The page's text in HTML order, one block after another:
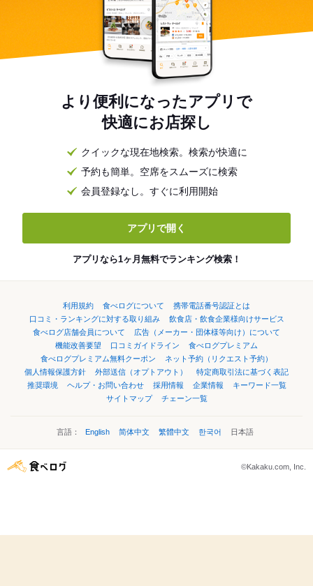
より便利になったアプリで
快適にお店探し
クイックな現在地検索。検索が快適に
予約も簡単。空席をスムーズに検索
会員登録なし。すぐに利用開始
アプリで開く
アプリなら1ヶ月無料でランキング検索！
利用規約 食べログについて
携帯電話番号認証とは
口コミ・ランキングに対する取り組み
飲食店・飲食企業様向けサービス
食べログ店舗会員について
広告（メーカー・団体様等向け）について
機能改善要望
口コミガイドライン
食べログプレミアム
食べログプレミアム無料クーポン
ネット予約（リクエスト予約）
個人情報保護方針
外部送信（オプトアウト）
特定商取引法に基づく表記
推奨環境
ヘルプ・お問い合わせ 採用情報 企業情報
キーワード一覧
サイトマップ
チェーン一覧
言語： English 简体中文 繁體中文 한국어 日本語
©Kakaku.com, Inc.